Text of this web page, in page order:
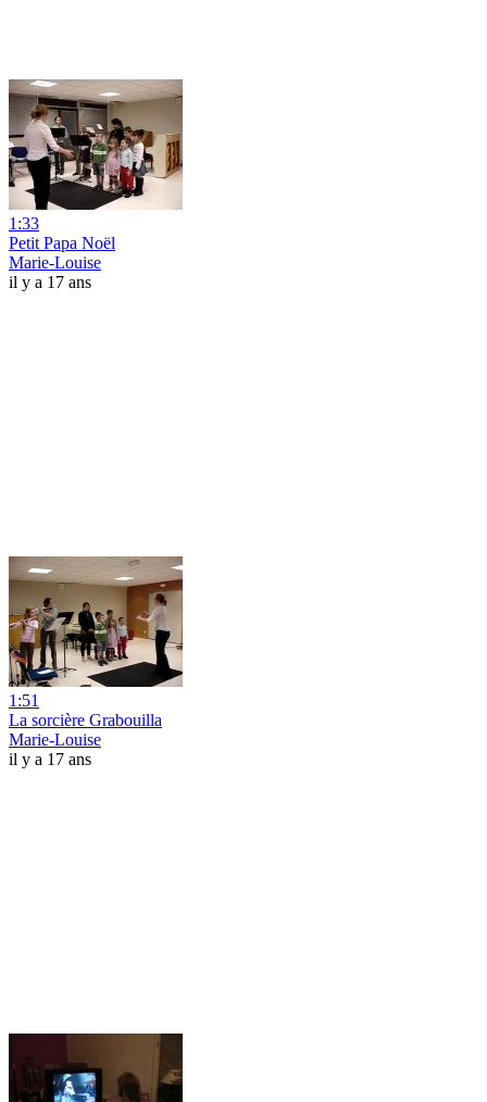
1:33
Petit Papa Noël
Marie-Louise
il y a 17 ans
1:51
La sorcière Grabouilla
Marie-Louise
il y a 17 ans